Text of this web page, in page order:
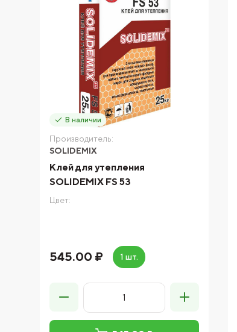
В наличии
Производитель:
SOLIDEMIX
Клей для утепления
SOLIDEMIX FS 53
Цвет:
545.00 ₽ 1 шт.